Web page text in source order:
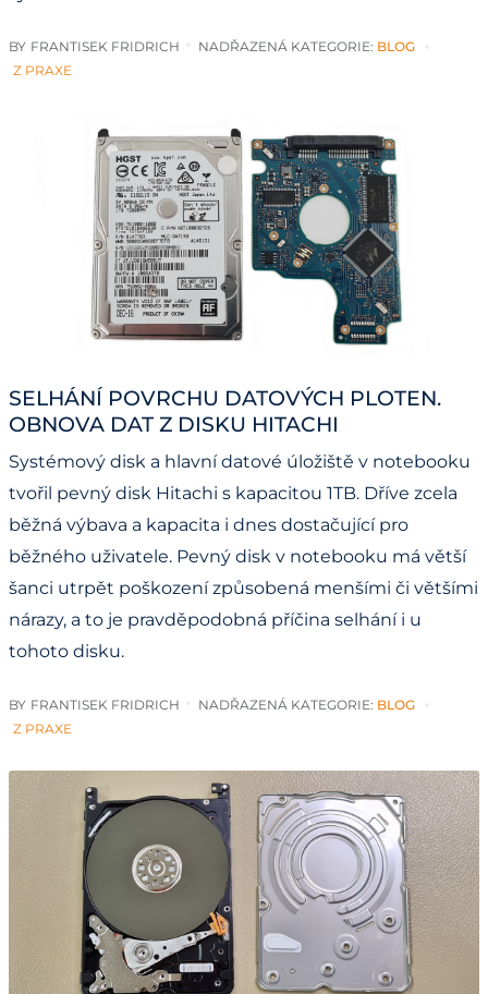
BY FRANTISEK FRIDRICH NADŘAZENÁ KATEGORIE: BLOG
Z PRAXE
SELHÁNÍ POVRCHU DATOVÝCH PLOTEN.
OBNOVA DAT Z DISKU HITACHI
Systémový disk a hlavní datové úložiště v notebooku
tvořil pevný disk Hitachi s kapacitou 1TB. Dříve zcela
běžná výbava a kapacita i dnes dostačující pro
běžného uživatele. Pevný disk v notebooku má větší
šanci utrpět poškození způsobená menšími či většími
nárazy, a to je pravděpodobná příčina selhání i u
tohoto disku.
BY FRANTISEK FRIDRICH NADŘAZENÁ KATEGORIE: BLOG
Z PRAXE